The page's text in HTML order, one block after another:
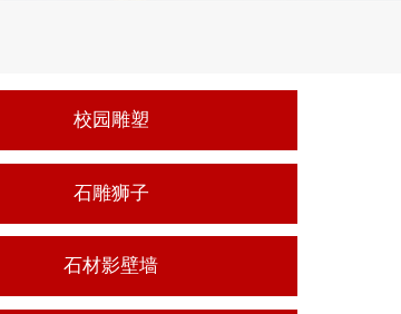
校园雕塑
石雕狮子
石材影壁墙